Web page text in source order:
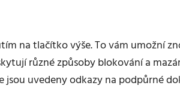
na tlačítko výše. To vám umožní
různé způsoby blokování a
jsou uvedeny odkazy na